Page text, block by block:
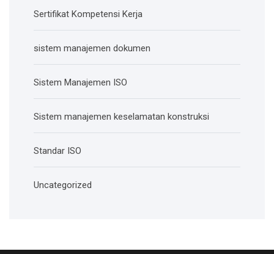
Sertifikat Kompetensi Kerja
sistem manajemen dokumen
Sistem Manajemen ISO
Sistem manajemen keselamatan konstruksi
Standar ISO
Uncategorized